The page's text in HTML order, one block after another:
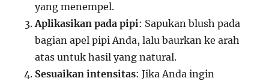
yang menempel.
Aplikasikan pada pipi: Sapukan blush pada
bagian apel pipi Anda, lalu baurkan ke arah
atas untuk hasil yang natural.
Sesuaikan intensitas: Jika Anda ingin